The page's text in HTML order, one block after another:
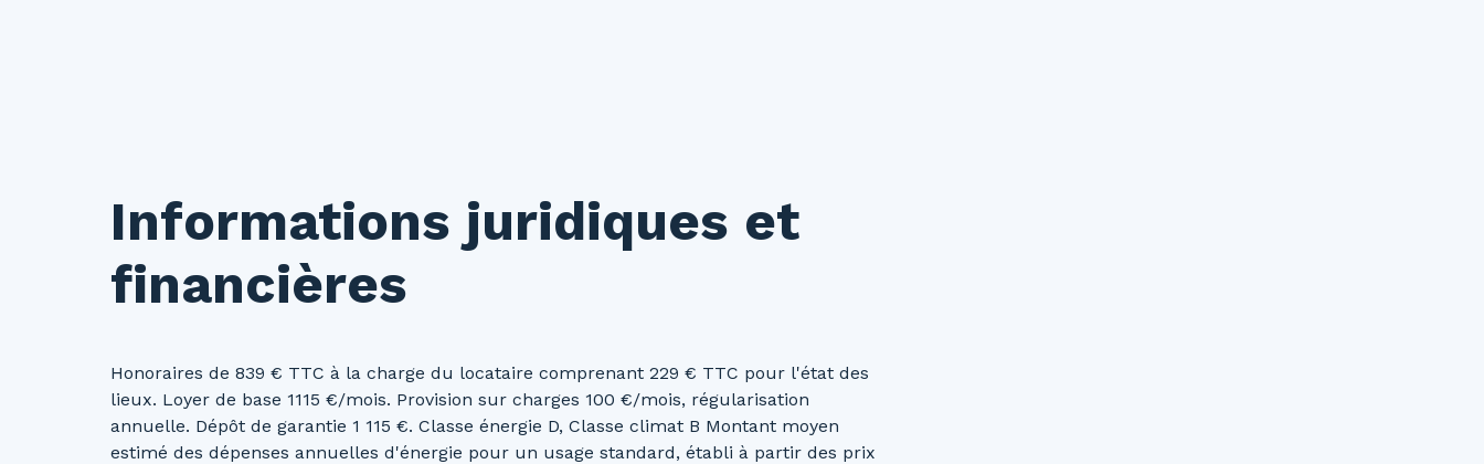
Informations juridiques et
financières
Honoraires de 839 € TTC à la charge du locataire comprenant 229 € TTC pour l'état des
lieux. Loyer de base 1115 €/mois. Provision sur charges 100 €/mois, régularisation
annuelle. Dépôt de garantie 1 115 €. Classe énergie D, Classe climat B Montant moyen
estimé des dépenses annuelles d'énergie pour un usage standard, établi à partir des prix